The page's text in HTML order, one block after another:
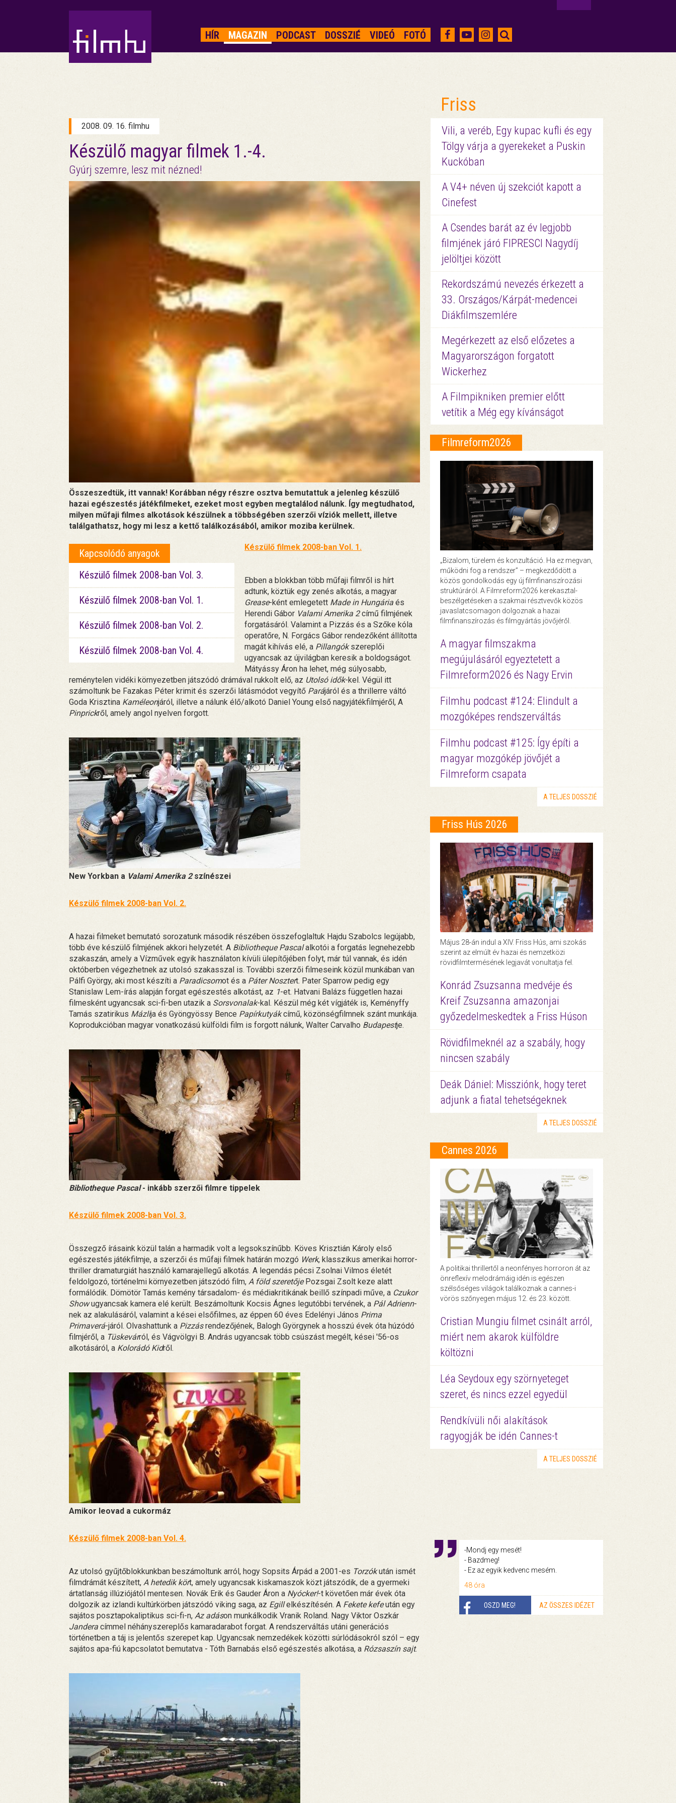
HÍR MAGAZIN PODCAST DOSSZIÉ VIDEÓ FOTÓ
2008. 09. 16. filmhu
Készülő magyar filmek 1.-4.
Gyúrj szemre, lesz mit nézned!
Összeszedtük, itt vannak! Korábban négy részre osztva bemutattuk a jelenleg készülő
hazai egészestés játékfilmeket, ezeket most egyben megtalálod nálunk. Így megtudhatod,
milyen műfaji filmes alkotások készülnek a többségében szerzői víziók mellett, illetve
találgathatsz, hogy mi lesz a kettő találkozásából, amikor moziba kerülnek.
Kapcsolódó anyagok
Készülő filmek 2008-ban Vol. 3.
Készülő filmek 2008-ban Vol. 1.
Készülő filmek 2008-ban Vol. 2.
Készülő filmek 2008-ban Vol. 4.
Készülő filmek 2008-ban Vol. 1.
Ebben a blokkban több műfaji filmről is hírt
adtunk, köztük egy zenés alkotás, a magyar
Grease-ként emlegetett Made in Hungáriaés
Herendi Gábor Valami Amerika 2című filmjének
forgatásáról. Valamint a Pizzás és a Szőke kóla
operatőre, N. Forgács Gábor rendezőként állította
magát kihívás elé, a Pillangókszereplői
ugyancsak az újvilágban keresik a boldogságot.
Mátyássy Áron ha lehet, még súlyosabb,
reménytelen vidéki környezetben játszódó drámával rukkolt elő, az Utolsó idők-kel. Végül itt
számoltunk be Fazakas Péter krimit és szerzői látásmódot vegyítő Parájáról és a thrillerre váltó
Goda Krisztina Kaméleonjáról, illetve a nálunk élő/alkotó Daniel Young első nagyjátékfilmjéről, A
Pinprickről, amely angol nyelven forgott.
New Yorkban a Valami Amerika 2színészei
Készülő filmek 2008-ban Vol. 2.
A hazai filmeket bemutató sorozatunk második részében összefoglaltuk Hajdu Szabolcs legújabb,
több éve készülő filmjének akkori helyzetét. A Bibliotheque Pascalalkotói a forgatás legnehezebb
szakaszán, amely a Vízművek egyik használaton kívüli ülepítőjében folyt, már túl vannak, és idén
októberben végezhetnek az utolsó szakasszal is. További szerzői filmeseink közül munkában van
Pálfi György, aki most készíti a Paradicsomot és a Páter Nosztert. Pater Sparrow pedig egy
Stanislaw Lem-írás alapján forgat egészestés alkotást, az 1-et. Hatvani Balázs független hazai
filmesként ugyancsak sci-fi-ben utazik a Sorsvonalak-kal. Készül még két vígjáték is, Keményffy
Tamás szatirikus Mázlija és Gyöngyössy Bence Papírkutyákcímű, közönségfilmnek szánt munkája.
Koprodukcióban magyar vonatkozású külföldi film is forgott nálunk, Walter Carvalho Budapestje.
Bibliotheque Pascal- inkább szerzői filmre tippelek
Készülő filmek 2008-ban Vol. 3.
Összegző írásaink közül talán a harmadik volt a legsokszínűbb. Köves Krisztián Károly első
egészestés játékfilmje, a szerzői és műfaji filmek határán mozgó Werk, klasszikus amerikai horror-
thriller dramaturgiát használó kamarajellegű alkotás. A legendás pécsi Zsolnai Vilmos életét
feldolgozó, történelmi környezetben játszódó film, A föld szeretőjePozsgai Zsolt keze alatt
formálódik. Dömötör Tamás kemény társadalom- és médiakritikának beillő színpadi műve, a Czukor
Showugyancsak kamera elé került. Beszámoltunk Kocsis Ágnes legutóbbi tervének, a Pál Adrienn-
nek az alakulásáról, valamint a kései elsőfilmes, az éppen 60 éves Edelényi János Prima
Primaverá-járól. Olvashattunk a Pizzásrendezőjének, Balogh Györgynek a hosszú évek óta húzódó
filmjéről, a Tüskevárról, és Vágvölgyi B. András ugyancsak több csúszást megélt, kései '56-os
alkotásáról, a Kolorádó Kidről.
Amikor leovad a cukormáz
Készülő filmek 2008-ban Vol. 4.
Az utolsó gyűjtőblokkunkban beszámoltunk arról, hogy Sopsits Árpád a 2001-es Torzókután ismét
filmdrámát készített, A hetedik kört, amely ugyancsak kiskamaszok közt játszódik, de a gyermeki
ártatlanság illúziójától mentesen. Novák Erik és Gauder Áron a Nyócker!-t követően már évek óta
dolgozik az izlandi kultúrkörben játszódó viking saga, az Egillelkészítésén. A Fekete kefeután egy
sajátos posztapokaliptikus sci-fi-n, Az adáson munkálkodik Vranik Roland. Nagy Viktor Oszkár
Jandera címmel néhányszereplős kamaradarabot forgat. A rendszerváltás utáni generációs
történetben a táj is jelentős szerepet kap. Ugyancsak nemzedékek közötti súrlódásokról szól – egy
sajátos apa-fiú kapcsolatot bemutatva - Tóth Barnabás első egészestés alkotása, a Rózsaszín sajt.
Friss
Vili, a veréb, Egy kupac kufli és egy
Tölgy várja a gyerekeket a Puskin
Kuckóban
A V4+ néven új szekciót kapott a
Cinefest
A Csendes barát az év legjobb
filmjének járó FIPRESCI Nagydíj
jelöltjei között
Rekordszámú nevezés érkezett a
33. Országos/Kárpát-medencei
Diákfilmszemlére
Megérkezett az első előzetes a
Magyarországon forgatott
Wickerhez
A Filmpikniken premier előtt
vetítik a Még egy kívánságot
Filmreform2026
„Bizalom, türelem és konzultáció. Ha ez megvan,
működni fog a rendszer” – megkezdődött a
közös gondolkodás egy új filmfinanszírozási
struktúráról. A Filmreform2026 kerekasztal-
beszélgetéseken a szakmai résztvevők közös
javaslatcsomagon dolgoznak a hazai
filmfinanszírozás és filmgyártás jövőjéről.
A magyar filmszakma
megújulásáról egyeztetett a
Filmreform2026 és Nagy Ervin
Filmhu podcast #124: Elindult a
mozgóképes rendszerváltás
Filmhu podcast #125: Így építi a
magyar mozgókép jövőjét a
Filmreform csapata
A TELJES DOSSZIÉ
Friss Hús 2026
Május 28-án indul a XIV. Friss Hús, ami szokás
szerint az elmúlt év hazai és nemzetközi
rövidfilmtermésének legjavát vonultatja fel.
Konrád Zsuzsanna medvéje és
Kreif Zsuzsanna amazonjai
győzedelmeskedtek a Friss Húson
Rövidfilmeknél az a szabály, hogy
nincsen szabály
Deák Dániel: Missziónk, hogy teret
adjunk a fiatal tehetségeknek
A TELJES DOSSZIÉ
Cannes 2026
A politikai thrillertől a neonfényes horroron át az
önreflexív melodrámáig idén is egészen
szélsőséges világok találkoznak a cannes-i
vörös szőnyegen május 12. és 23. között.
Cristian Mungiu filmet csinált arról,
miért nem akarok külföldre
költözni
Léa Seydoux egy szörnyeteget
szeret, és nincs ezzel egyedül
Rendkívüli női alakítások
ragyogják be idén Cannes-t
A TELJES DOSSZIÉ
-Mondj egy mesét!
- Bazdmeg!
- Ez az egyik kedvenc mesém.
48 óra
OSZD MEG! AZ ÖSSZES IDÉZET